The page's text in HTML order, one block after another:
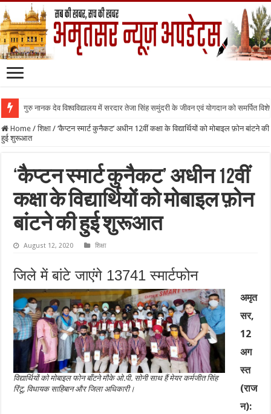
गुरु नानक देव विश्वविद्यालय में सरदार तेजा सिंह समुंदरी के जीवन एवं योगदान को समर्पित
Home / शिक्षा / ‘कैप्टन स्मार्ट कुनैकट’ अधीन 12वीं कक्षा के विद्यार्थियों को मोबाइल फ़ोन बांटने की
हुई शुरूआत
‘कैप्टन स्मार्ट कुनैकट’ अधीन 12वीं
कक्षा के विद्यार्थियों को मोबाइल फ़ोन
बांटने की हुई शुरूआत
August 12, 2020 शिक्षा
जिले में बांटे जाएंगे 13741 स्मार्टफोन
विद्यार्थियों को मोबाइल फोन बाँटने मौके ओ.पी. सोनी साथ हैं मेयर कर्मजीत सिंह
रिंटू, विधायक साहिबान और जिला अधिकारी।
अमृत
सर,
12
अग
स्त
(राज
न):